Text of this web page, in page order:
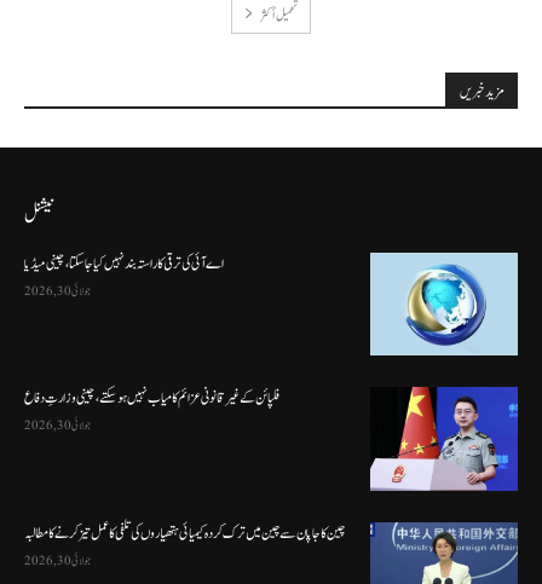
تحميل أكثر
مزید خبریں
نیشنل
اے آئی کی ترقی کا راستہ بند نہیں کیا جا سکتا، چینی میڈیا
جولائی 30, 2026
فلپائن کے غیر قانونی عزائم کامیاب نہیں ہو سکتے ، چینی وزارتِ دفاع
جولائی 30, 2026
چین کا جاپان سے چین میں ترک کردہ کیمیائی ہتھیاروں کی تلفی کا عمل تیز کرنے کا مطالبہ
جولائی 30, 2026